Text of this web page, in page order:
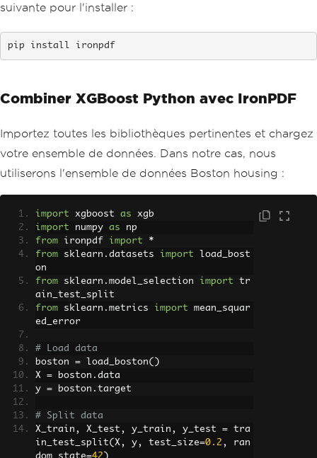
suivante pour l'installer :
pip install ironpdf
Combiner XGBoost Python avec IronPDF
Importez toutes les bibliothèques pertinentes et chargez
votre ensemble de données. Dans notre cas, nous
utiliserons l'ensemble de données Boston housing :
import xgboost as xgb
import numpy as np
from ironpdf import
*
from sklearn . datasets import load_bost
on
from sklearn . model_selection import tr
ain_test_split
from sklearn . metrics import mean_squar
ed_error
# Load data
boston = load_boston()
X = boston . data
y = boston . target
# Split data
X_train , X_test , y_train , y_test = tra
in_test_split( X, y, test_size=0.2 ,
ran